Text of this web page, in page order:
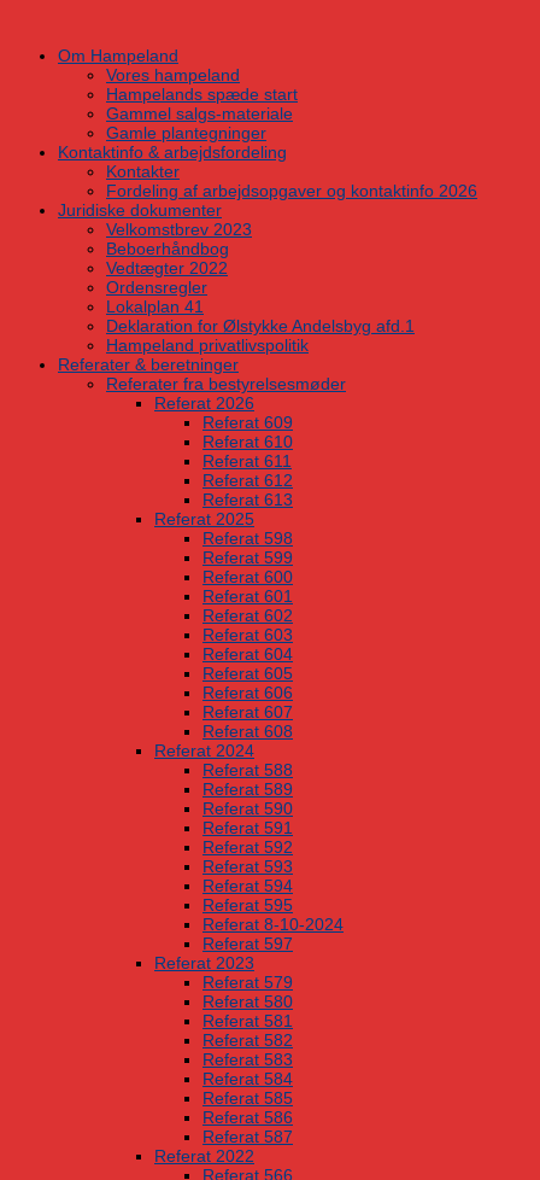
contentOm Hampeland
Vores hampeland
Hampelands spæde start
Gammel salgs-materiale
Gamle plantegninger
Kontaktinfo & arbejdsfordeling
Kontakter
Fordeling af arbejdsopgaver og kontaktinfo 2026
Juridiske dokumenter
Velkomstbrev 2023
Beboerhåndbog
Vedtægter 2022
Ordensregler
Lokalplan 41
Deklaration for Ølstykke Andelsbyg afd.1
Hampeland privatlivspolitik
Referater & beretninger
Referater fra bestyrelsesmøder
Referat 2026
Referat 609
Referat 610
Referat 611
Referat 612
Referat 613
Referat 2025
Referat 598
Referat 599
Referat 600
Referat 601
Referat 602
Referat 603
Referat 604
Referat 605
Referat 606
Referat 607
Referat 608
Referat 2024
Referat 588
Referat 589
Referat 590
Referat 591
Referat 592
Referat 593
Referat 594
Referat 595
Referat 8-10-2024
Referat 597
Referat 2023
Referat 579
Referat 580
Referat 581
Referat 582
Referat 583
Referat 584
Referat 585
Referat 586
Referat 587
Referat 2022
Referat 566